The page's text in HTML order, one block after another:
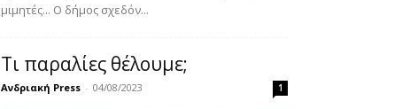
μιμητές... Ο δήμος σχεδόν...
Τι παραλίες θέλουμε;
Ανδριακή Press - 04/08/2023 1